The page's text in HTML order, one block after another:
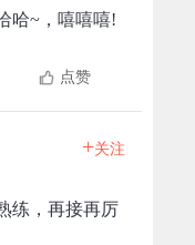
哈~，嘻嘻嘻!
点赞
+关注
练，再接再厉